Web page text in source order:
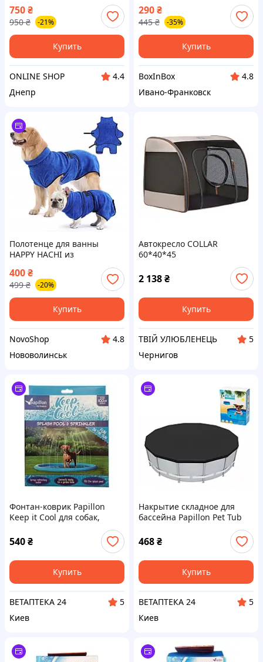
750₴
950 ₴ -21%
Купить
ONLINE SHOP
4.4
Днепр
76002..УЦЕНКА.Витрина
290₴
445 ₴ -35%
Купить
BoxInBox
4.8
Ивано-Франковск
Полотенце для ванны
HAPPY HACHI из
размер S
400₴
499 ₴ -20%
Купить
NovoShop
4.8
Нововолинськ
Автокресло COLLAR
60*40*45
2 138₴
Купить
ТВІЙ УЛЮБЛЕНЕЦЬ
5
Чернигов
Фонтан-коврик Papillon
Keep it Cool для собак,
540₴
Купить
ВЕТАПТЕКА 24
5
Киев
Накрытие складное для
бассейна Papillon Pet Tub
диаметр 80 см, высота 20
см
468₴
Купить
ВЕТАПТЕКА 24
5
Киев